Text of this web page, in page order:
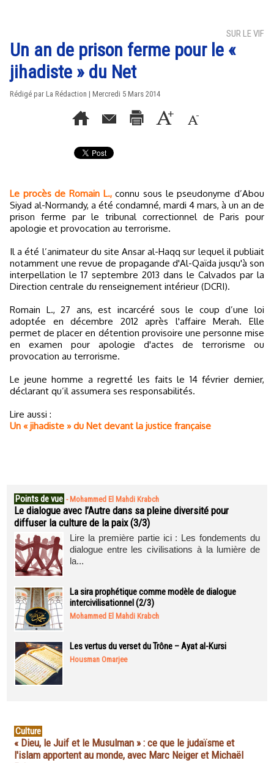
SUR LE VIF
Un an de prison ferme pour le «
jihadiste » du Net
Rédigé par La Rédaction | Mercredi 5 Mars 2014
Le procès de Romain L.,connu sous le pseudonyme d’Abou
Siyad al-Normandy, a été condamné, mardi 4 mars, à un an de
prison ferme par le tribunal correctionnel de Paris pour
apologie et provocation au terrorisme.
Il a été l’animateur du site Ansar al-Haqq sur lequel il publiait
notamment une revue de propagande d'Al-Qaïda jusqu'à son
interpellation le 17 septembre 2013 dans le Calvados par la
Direction centrale du renseignement intérieur (DCRI).
Romain L., 27 ans, est incarcéré sous le coup d’une loi
adoptée en décembre 2012 après l'affaire Merah. Elle
permet de placer en détention provisoire une personne mise
en examen pour apologie d'actes de terrorisme ou
provocation au terrorisme.
Le jeune homme a regretté les faits le 14 février dernier,
déclarant qu’il assumera ses responsabilités.
Lire aussi :
Un « jihadiste » du Net devant la justice française
Points de vue - Mohammed El Mahdi Krabch
Le dialogue avec l’Autre dans sa pleine diversité pour
diffuser la culture de la paix (3/3)
Lire la première partie ici : Les fondements du
dialogue entre les civilisations à la lumière de
la...
La sira prophétique comme modèle de dialogue
intercivilisationnel (2/3)
Mohammed El Mahdi Krabch
Les vertus du verset du Trône – Ayat al-Kursi
Housman Omarjee
Culture
« Dieu, le Juif et le Musulman » : ce que le judaïsme et
l'islam apportent au monde, avec Marc Neiger et Michaël